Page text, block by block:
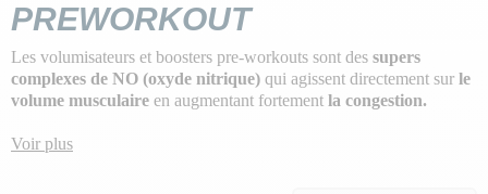
PREWORKOUT
Les volumisateurs et boosters pre-workouts sont des supers
complexes de NO (oxyde nitrique) qui agissent directement sur le
volume musculaire en augmentant fortement la congestion.
Tu souhaites
formules de pre-workout efficaces en musculation ? Tu recherches
Voir plus